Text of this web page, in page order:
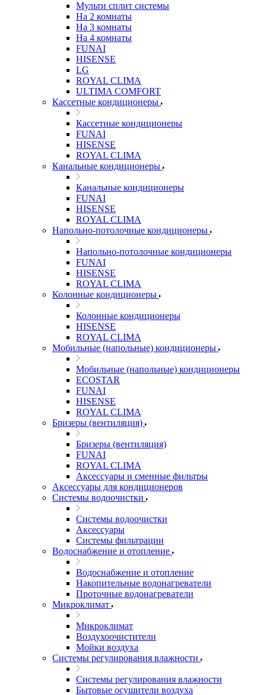
Мульти сплит системы
На 2 комнаты
На 3 комнаты
На 4 комнаты
FUNAI
HISENSE
LG
ROYAL CLIMA
ULTIMA COMFORT
Кассетные кондиционеры
Кассетные кондиционеры
FUNAI
HISENSE
ROYAL CLIMA
Канальные кондиционеры
Канальные кондиционеры
FUNAI
HISENSE
ROYAL CLIMA
Напольно-потолочные кондиционеры
Напольно-потолочные кондиционеры
FUNAI
HISENSE
ROYAL CLIMA
Колонные кондиционеры
Колонные кондиционеры
HISENSE
ROYAL CLIMA
Мобильные (напольные) кондиционеры
Мобильные (напольные) кондиционеры
ECOSTAR
FUNAI
HISENSE
ROYAL CLIMA
Бризеры (вентиляция)
Бризеры (вентиляция)
FUNAI
ROYAL CLIMA
Аксессуары и сменные фильтры
Аксессуары для кондиционеров
Системы водоочистки
Системы водоочистки
Аксессуары
Системы фильтрации
Водоснабжение и отопление
Водоснабжение и отопление
Накопительные водонагреватели
Проточные водонагреватели
Микроклимат
Микроклимат
Воздухоочистители
Мойки воздуха
Системы регулирования влажности
Системы регулирования влажности
Бытовые осушители воздуха